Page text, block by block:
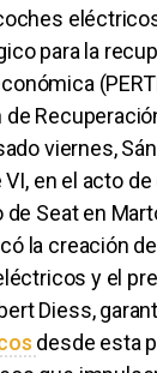
para la
de
viernes,
VI, en el acto
Seat en
la creación
y el
Diess,
desde esta